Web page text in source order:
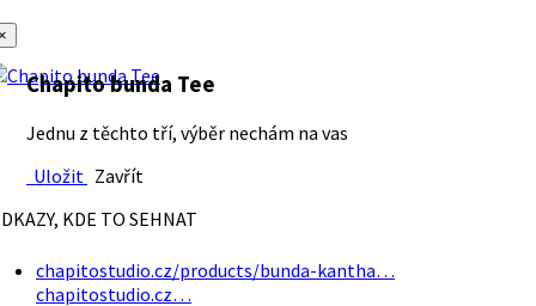
Chapito bunda Tee
Jednu z těchto tří, výběr nechám na vas
Uložit Zavřít
KDE TO SEHNAT
chapitostudio.cz/products/bunda-kantha…
chapitostudio.cz…